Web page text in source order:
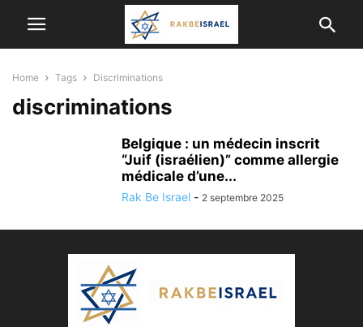
Home Tags Discriminations
discriminations
Belgique : un médecin inscrit
“Juif (israélien)” comme allergie
médicale d’une...
Rak Be Israel - 2 septembre 2025